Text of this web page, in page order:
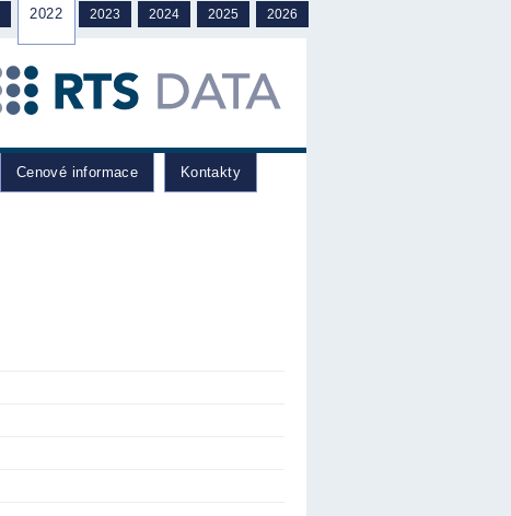
2022 2023 2024 2025 2026
Cenové informace Kontakty